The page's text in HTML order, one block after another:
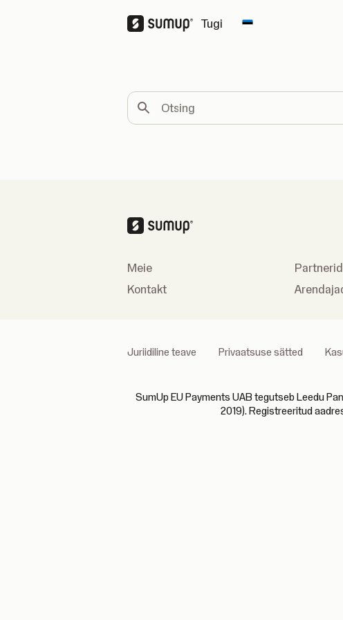
Tugi
Otsing
Meie
Kontakt
Partnerid
Juriidiline teave Privaatsuse sätted
SumUp EU Payments UAB tegutseb Leedu
2019). Registreeritud